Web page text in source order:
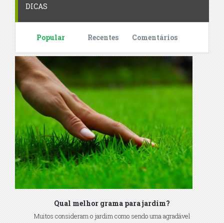
DICAS
Popular Recentes Comentários
Qual melhor grama para jardim?
Muitos consideram o jardim como sendo uma agradável